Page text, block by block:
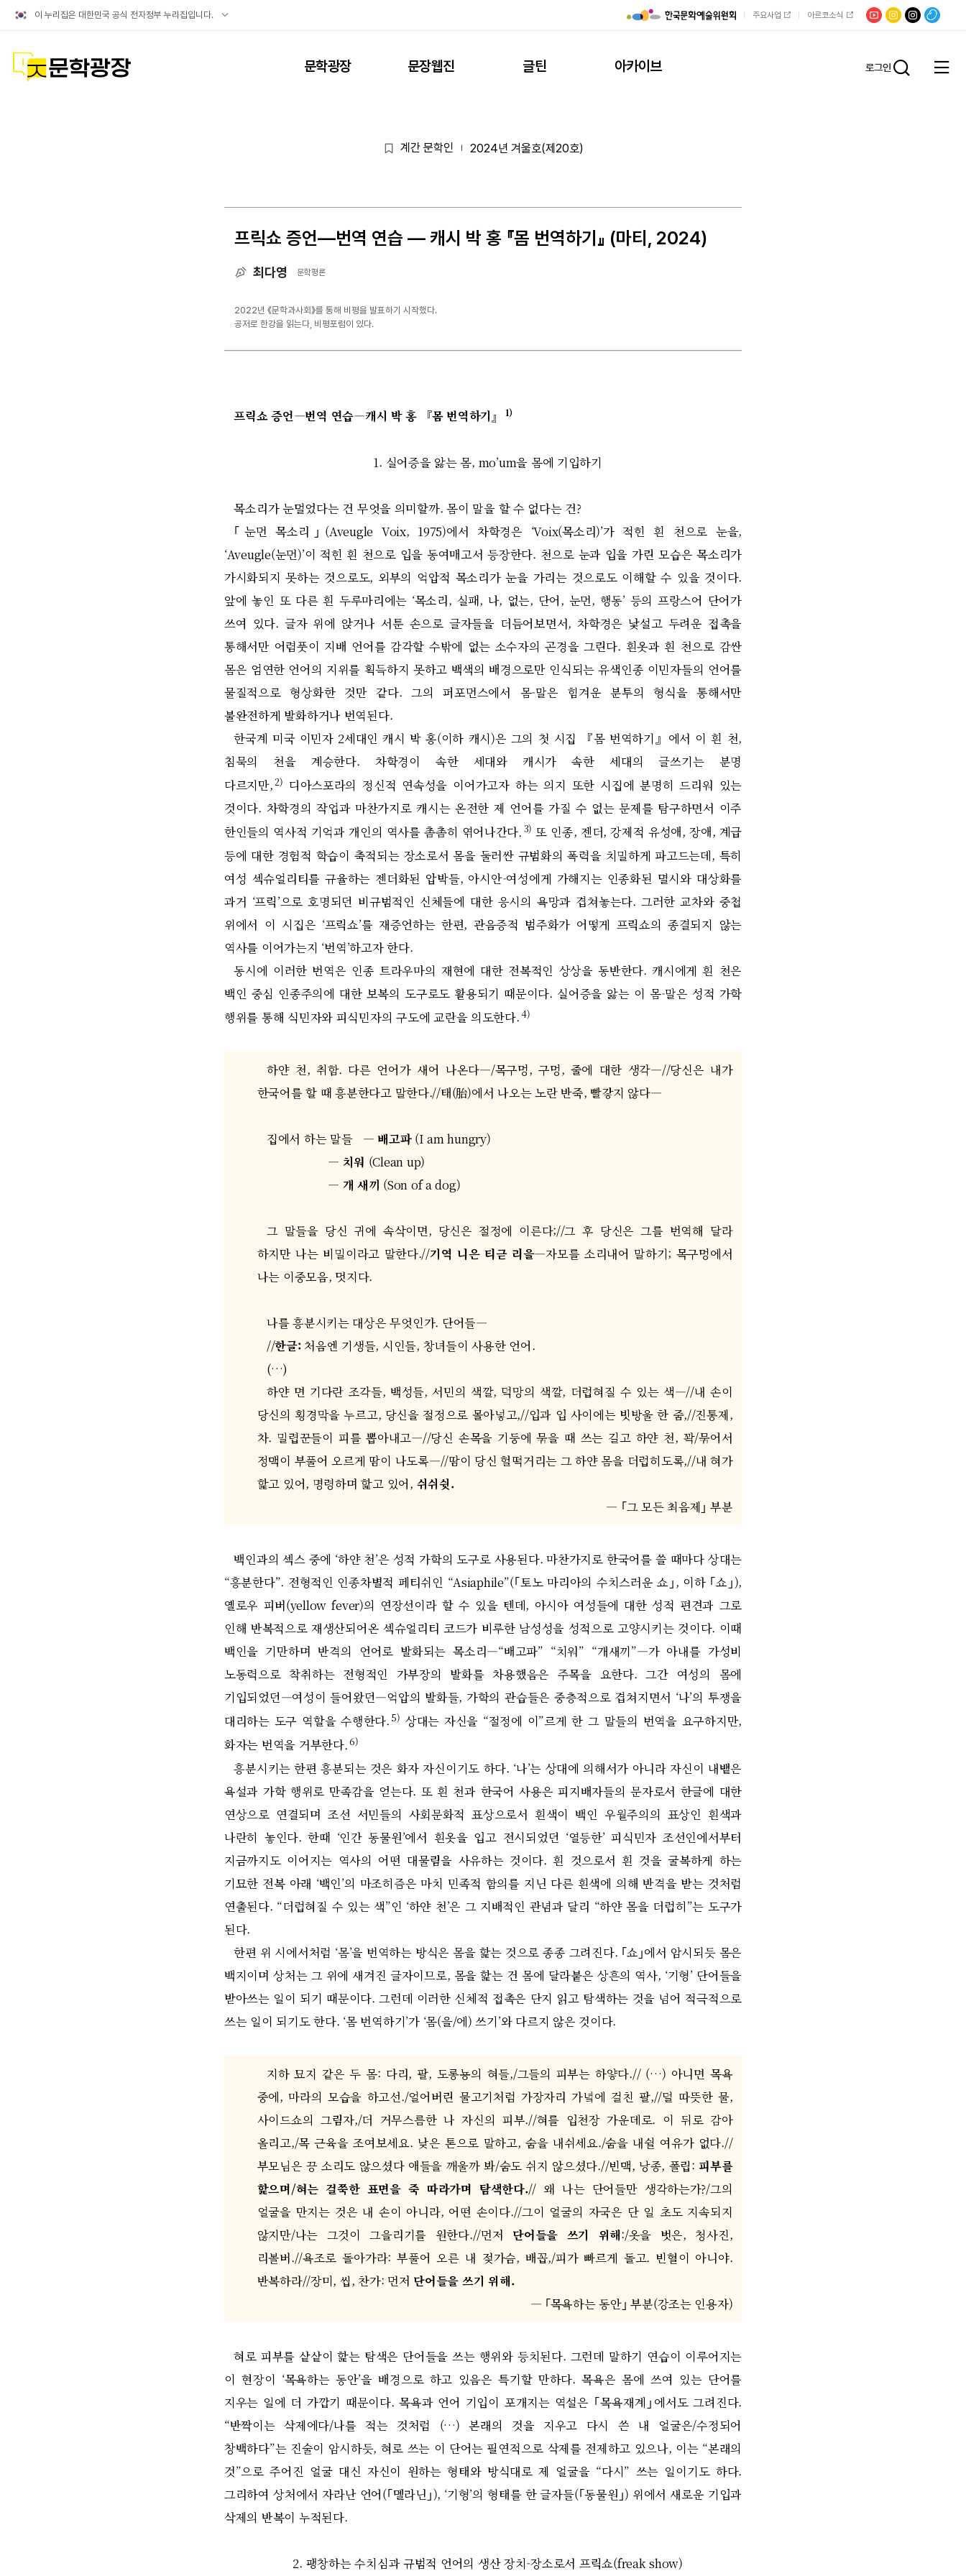
이 누리집은 대한민국 공식 전자정부 누리집입니다.
공식
주요사업 아르코소식 유튜브문학광장채널문장
팟빵
문학광장 문학광장 문장웹진 글틴 아카이브 로그인
전체
계간 문학인 2024년 겨울호(제20호)
프릭쇼 증언―번역 연습 ― 캐시 박 홍 『몸 번역하기』 (마티, 2024)
최다영 문학평론
2022년 《문학과사회》를 통해 비평을 발표하기 시작했다.
공저로 한강을 읽는다, 비평포럼이 있다.
프릭쇼 증언―번역 연습―캐시 박 홍 『몸 번역하기 』 1)
1. 실어증을 앓는 몸, mo’um을 몸에 기입하기
목소리가 눈멀었다는 건 무엇을 의미할까.몸이 말을 할 수 없다는 건?
｢눈먼 목소리 ｣(Aveugle Voix, 1975)에서 차학경은 ‘Voix(목소리)’가 적힌 흰 천으로 눈을,
‘Aveugle(눈먼)’이 적힌 흰 천으로 입을 동여매고서 등장한다. 천으로 눈과 입을 가린 모습은 목소리가
가시화되지 못하는 것으로도, 외부의 억압적 목소리가 눈을 가리는 것으로도 이해할 수 있을 것이다.
앞에 놓인 또 다른 흰 두루마리에는 ‘목소리, 실패, 나, 없는, 단어, 눈먼, 행동’ 등의 프랑스어 단어가
쓰여 있다. 글자 위에 앉거나 서툰 손으로 글자들을 더듬어보면서,차학경은 낯설고 두려운 접촉을
통해서만 어렴풋이 지배 언어를 감각할 수밖에 없는 소수자의 곤경을 그린다. 흰옷과 흰 천으로 감싼
몸은 엄연한 언어의 지위를 획득하지 못하고 백색의 배경으로만 인식되는 유색인종 이민자들의 언어를
물질적으로 형상화한 것만 같다.그의 퍼포먼스에서 몸-말은 힘겨운 분투의 형식을 통해서만
불완전하게 발화하거나 번역된다.
한국계 미국 이민자 2세대인 캐시 박 홍(이하 캐시)은 그의 첫 시집 『몸 번역하기 』 에서 이 흰 천,
침묵의 천을 계승한다. 차학경이 속한 세대와 캐시가 속한 세대의 글쓰기는 분명
다르지만, 2) 디아스포라의 정신적 연속성을 이어가고자 하는 의지 또한 시집에 분명히 드리워 있는
것이다. 차학경의 작업과 마찬가지로 캐시는 온전한 제 언어를 가질 수 없는 문제를 탐구하면서 이주
한인들의 역사적 기억과 개인의 역사를 촘촘히 엮어나간다. 3) 또 인종, 젠더,강제적 유성애,장애, 계급
등에 대한 경험적 학습이 축적되는 장소로서 몸을 둘러싼 규범화의 폭력을 치밀하게 파고드는데, 특히
여성 섹슈얼리티를 규율하는 젠더화된 압박들, 아시안-여성에게 가해지는 인종화된 멸시와 대상화를
과거 ‘프릭’으로 호명되던 비규범적인 신체들에 대한 응시의 욕망과 겹쳐놓는다. 그러한 교차와 중첩
위에서 이 시집은 ‘프릭쇼’를 재증언하는 한편, 관음증적 범주화가 어떻게 프릭쇼의 종결되지 않는
역사를 이어가는지 ‘번역’하고자 한다.
동시에 이러한 번역은 인종 트라우마의 재현에 대한 전복적인 상상을 동반한다.캐시에게 흰 천은
백인 중심 인종주의에 대한 보복의 도구로도 활용되기 때문이다. 실어증을 앓는 이 몸-말은 성적 가학
행위를 통해 식민자와 피식민자의 구도에 교란을 의도한다.4)
하얀 천, 취함. 다른 언어가 새어 나온다―/목구멍,구멍, 줄에 대한 생각―//당신은 내가
한국어를 할 때 흥분한다고 말한다.//태(胎)에서 나오는 노란 반죽,빨갛지 않다―
집에서 하는 말들 ―배고파(I am hungry)
― 치워 (Clean up)
― 개 새끼 (Son of a dog)
그 말들을 당신 귀에 속삭이면, 당신은 절정에 이른다;//그 후 당신은 그를 번역해 달라
하지만 나는 비밀이라고 말한다.//기역 니은 티귿 리을―자모를 소리내어 말하기; 목구멍에서
나는 이중모음, 멋지다.
나를 흥분시키는 대상은 무엇인가. 단어들―
//한글: 처음엔 기생들, 시인들, 창녀들이 사용한 언어.
(…)
하얀 면 기다란 조각들, 백성들, 서민의 색깔, 덕망의 색깔, 더럽혀질 수 있는 색―//내 손이
당신의 횡경막을 누르고, 당신을 절정으로 몰아넣고,//입과 입 사이에는 빗방울 한 줌,//진통제,
차. 밀렵꾼들이 피를 뽑아내고―//당신 손목을 기둥에 묶을 때 쓰는 길고 하얀 천, 꽉/묶어서
정맥이 부풀어 오르게 땀이 나도록―//땀이 당신 헐떡거리는 그 하얀 몸을 더럽히도록,//내 혀가
핥고 있어, 명령하며 핥고 있어, 쉬쉬쉿.
― ｢그 모든 최음제 ｣ 부분
백인과의 섹스 중에 ‘하얀 천’은 성적 가학의 도구로 사용된다. 마찬가지로 한국어를 쓸 때마다 상대는
“흥분한다”. 전형적인 인종차별적 페티쉬인 “Asiaphile”(｢토노 마리아의 수치스러운 쇼 ｣, 이하 ｢쇼 ｣),
옐로우 피버(yellow fever)의 연장선이라 할 수 있을 텐데, 아시아 여성들에 대한 성적 편견과 그로
인해 반복적으로 재생산되어온 섹슈얼리티 코드가 비루한 남성성을 성적으로 고양시키는 것이다. 이때
백인을 기만하며 반격의 언어로 발화되는 목소리―“배고파” “치워” “개새끼”―가 아내를 가성비
노동력으로 착취하는 전형적인 가부장의 발화를 차용했음은 주목을 요한다.그간 여성의 몸에
기입되었던―여성이 들어왔던―억압의 발화들, 가학의 관습들은 중층적으로 겹쳐지면서 ‘나’의 투쟁을
대리하는 도구 역할을 수행한다. 5) 상대는 자신을 “절정에 이”르게 한 그 말들의 번역을 요구하지만,
화자는 번역을 거부한다.6)
흥분시키는 한편 흥분되는 것은 화자 자신이기도 하다. ‘나’는 상대에 의해서가 아니라 자신이 내뱉은
욕설과 가학 행위로 만족감을 얻는다. 또 흰 천과 한국어 사용은 피지배자들의 문자로서 한글에 대한
연상으로 연결되며 조선 서민들의 사회문화적 표상으로서 흰색이 백인 우월주의의 표상인 흰색과
나란히 놓인다.한때 ‘인간 동물원’에서 흰옷을 입고 전시되었던 ‘열등한’피식민자 조선인에서부터
지금까지도 이어지는 역사의 어떤 대물림을 사유하는 것이다. 흰 것으로서 흰 것을 굴복하게 하는
기묘한 전복 아래 ‘백인’의 마조히즘은 마치 민족적 함의를 지닌 다른 흰색에 의해 반격을 받는 것처럼
연출된다. “더럽혀질 수 있는 색”인 ‘하얀 천’은 그 지배적인 관념과 달리 “하얀 몸을 더럽히”는 도구가
된다.
한편 위 시에서처럼 ‘몸’을 번역하는 방식은 몸을 핥는 것으로 종종 그려진다. ｢쇼 ｣에서 암시되듯 몸은
백지이며 상처는 그 위에 새겨진 글자이므로, 몸을 핥는 건 몸에 달라붙은 상흔의 역사, ‘기형’ 단어들을
받아쓰는 일이 되기 때문이다.그런데 이러한 신체적 접촉은 단지 읽고 탐색하는 것을 넘어 적극적으로
쓰는 일이 되기도 한다. ‘몸 번역하기’가 ‘몸(을/에)쓰기’와 다르지 않은 것이다.
지하 묘지 같은 두 몸: 다리,팔, 도롱뇽의 혀들,/그들의 피부는 하얗다.// (…) 아니면 목욕
중에, 마라의 모습을 하고선./얼어버린 물고기처럼 가장자리 가녘에 걸친 팔,//덜 따뜻한 물,
사이드쇼의 그림자,/더 거무스름한 나 자신의 피부.//혀를 입천장 가운데로. 이 뒤로 감아
올리고,/목 근육을 조여보세요. 낮은 톤으로 말하고, 숨을 내쉬세요./숨을 내쉴 여유가 없다.//
부모님은 끙 소리도 않으셨다 애들을 깨울까 봐/숨도 쉬지 않으셨다.//빈맥, 낭종, 폴립:피부를
핥으며/혀는 걸쭉한 표면을 죽 따라가며 탐색한다.// 왜 나는 단어들만 생각하는가?/그의
얼굴을 만지는 것은 내 손이 아니라, 어떤 손이다.//그이 얼굴의 자국은 단 일 초도 지속되지
않지만/나는 그것이 그을리기를 원한다.//먼저 단어들을 쓰기 위해:/옷을 벗은, 청사진,
리볼버.//욕조로 돌아가라:부풀어 오른 내 젖가슴, 배꼽,/피가 빠르게 돌고. 빈혈이 아니야.
반복하라//장미, 씹, 찬가: 먼저 단어들을 쓰기 위해.
― ｢목욕하는 동안｣부분(강조는 인용자)
혀로 피부를 샅샅이 핥는 탐색은 단어들을 쓰는 행위와 등치된다. 그런데 말하기 연습이 이루어지는
이 현장이 ‘목욕하는 동안’을 배경으로 하고 있음은 특기할 만하다.목욕은 몸에 쓰여 있는 단어를
지우는 일에 더 가깝기 때문이다.목욕과 언어 기입이 포개지는 역설은 ｢목욕재계 ｣ 에서도 그려진다.
“반짝이는 삭제에다/나를 적는 것처럼 (…)본래의 것을 지우고 다시 쓴 내 얼굴은/수정되어
창백하다”는 진술이 암시하듯, 혀로 쓰는 이 단어는 필연적으로 삭제를 전제하고 있으나, 이는 “본래의
것”으로 주어진 얼굴 대신 자신이 원하는 형태와 방식대로 제 얼굴을 “다시” 쓰는 일이기도 하다.
그리하여 상처에서 자라난 언어(｢멜라닌 ｣), ‘기형’의 형태를 한 글자들(｢동물원 ｣) 위에서 새로운 기입과
삭제의 반복이 누적된다.
2. 팽창하는 수치심과 규범적 언어의 생산 장치-장소로서 프릭쇼(freak show)